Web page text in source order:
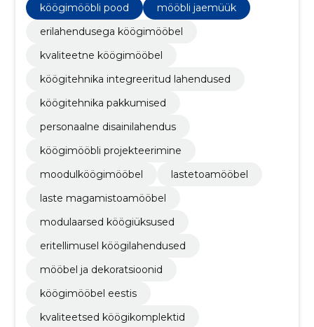
köögimööbli pood
mööbli jaemüük
erilahendusega köögimööbel
kvaliteetne köögimööbel
köögitehnika integreeritud lahendused
köögitehnika pakkumised
personaalne disainilahendus
köögimööbli projekteerimine
moodulköögimööbel
lastetoamööbel
laste magamistoamööbel
modulaarsed köögiüksused
eritellimusel köögilahendused
mööbel ja dekoratsioonid
köögimööbel eestis
kvaliteetsed köögikomplektid